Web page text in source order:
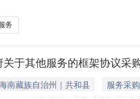
治州共和县报价起止时间:-二、采
务
于其他服务的框架协议采
南藏族自治州｜共和县
服务采购